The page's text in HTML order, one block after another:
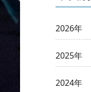
2026年
2025年
2024年